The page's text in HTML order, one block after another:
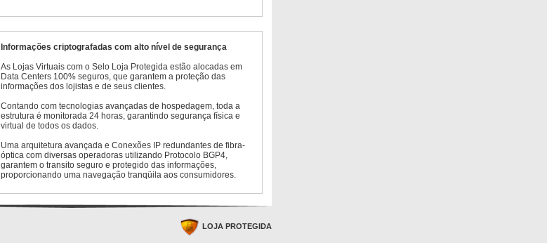
Informações criptografadas com alto nível de segurança
As Lojas Virtuais com o Selo Loja Protegida estão alocadas em
Data Centers 100% seguros, que garantem a proteção das
informações dos lojistas e de seus clientes.
Contando com tecnologias avançadas de hospedagem, toda a
estrutura é monitorada 24 horas, garantindo segurança física e
virtual de todos os dados.
Uma arquitetura avançada e Conexões IP redundantes de fibra-
óptica com diversas operadoras utilizando Protocolo BGP4,
garantem o transito seguro e protegido das informações,
proporcionando uma navegação tranqüila aos consumidores.
LOJA PROTEGIDA